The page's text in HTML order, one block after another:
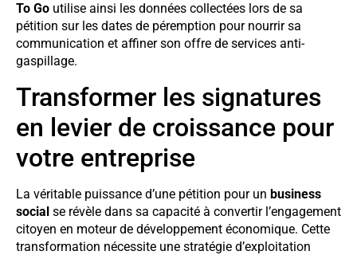
To Go utilise ainsi les données collectées lors de sa
pétition sur les dates de péremption pour nourrir sa
communication et affiner son offre de services anti-
gaspillage.
Transformer les signatures
en levier de croissance pour
votre entreprise
La véritable puissance d’une pétition pour un business
social se révèle dans sa capacité à convertir l’engagement
citoyen en moteur de développement économique. Cette
transformation nécessite une stratégie d’exploitation